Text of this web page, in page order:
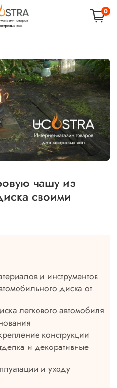
0
чашу из
своими
и инструментов
диска от
легкового автомобиля
конструкции
и декоративные
и уходу